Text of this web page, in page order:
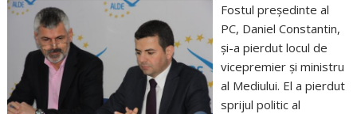
Fostul preşedinte al
PC, Daniel Constantin,
şi-a pierdut locul de
vicepremier şi ministru
al Mediului. El a pierdut
sprijul politic al